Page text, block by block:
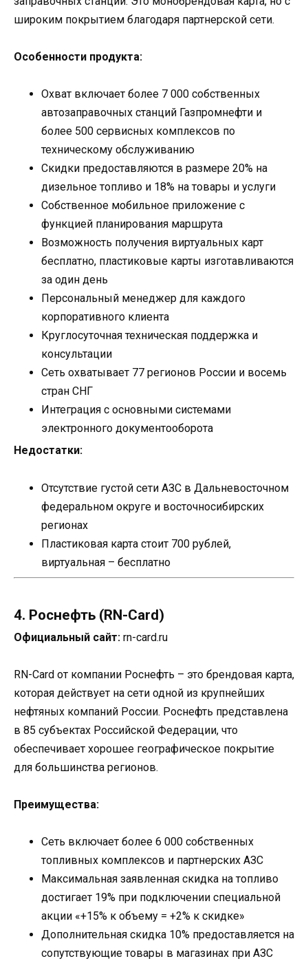
широким покрытием благодаря партнерской сети.
Особенности продукта:
Охват включает более 7 000 собственных
автозаправочных станций Газпромнефти и
более 500 сервисных комплексов по
техническому обслуживанию
Скидки предоставляются в размере 20% на
дизельное топливо и 18% на товары и услуги
Собственное мобильное приложение с
функцией планирования маршрута
Возможность получения виртуальных карт
бесплатно, пластиковые карты изготавливаются
за один день
Персональный менеджер для каждого
корпоративного клиента
Круглосуточная техническая поддержка и
консультации
Сеть охватывает 77 регионов России и восемь
стран СНГ
Интеграция с основными системами
электронного документооборота
Недостатки:
Отсутствие густой сети АЗС в Дальневосточном
федеральном округе и восточносибирских
регионах
Пластиковая карта стоит 700 рублей,
виртуальная – бесплатно
4. Роснефть (RN-Card)
Официальный сайт: rn-card.ru
RN-Card от компании Роснефть – это брендовая карта,
которая действует на сети одной из крупнейших
нефтяных компаний России. Роснефть представлена
в 85 субъектах Российской Федерации, что
обеспечивает хорошее географическое покрытие
для большинства регионов.
Преимущества:
Сеть включает более 6 000 собственных
топливных комплексов и партнерских АЗС
Максимальная заявленная скидка на топливо
достигает 19% при подключении специальной
акции «+15% к объему = +2% к скидке»
Дополнительная скидка 10% предоставляется на
сопутствующие товары в магазинах при АЗС